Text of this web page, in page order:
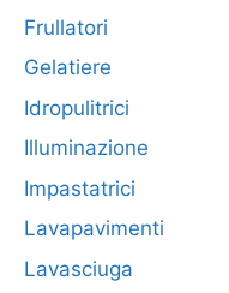
Frullatori
Gelatiere
Idropulitrici
Illuminazione
Impastatrici
Lavapavimenti
Lavasciuga